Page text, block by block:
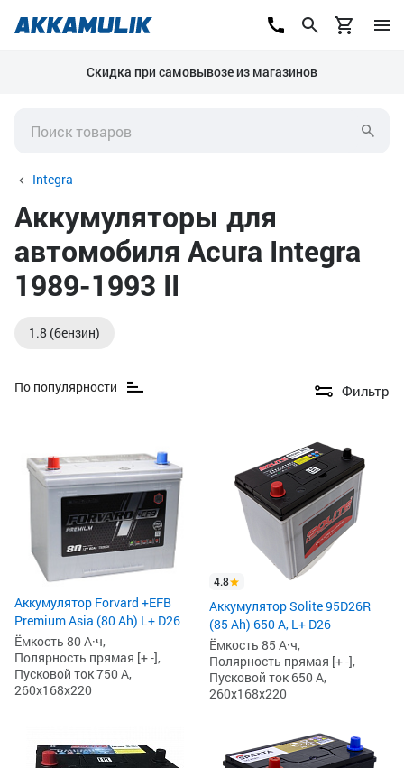
Скидка при самовывозе из магазинов
Integra
Аккумуляторы для
автомобиля Acura Integra
1989-1993 II
1.8 (бензин)
По популярности Фильтр
Аккумулятор Forvard +EFB
Premium Asia (80 Ah) L+ D26
Ёмкость 80 А·ч,
Полярность прямая [+ -],
Пусковой ток 750 А,
260x168x220
4.8
Аккумулятор Solite 95D26R
(85 Ah) 650 А, L+ D26
Ёмкость 85 А·ч,
Полярность прямая [+ -],
Пусковой ток 650 А,
260x168x220